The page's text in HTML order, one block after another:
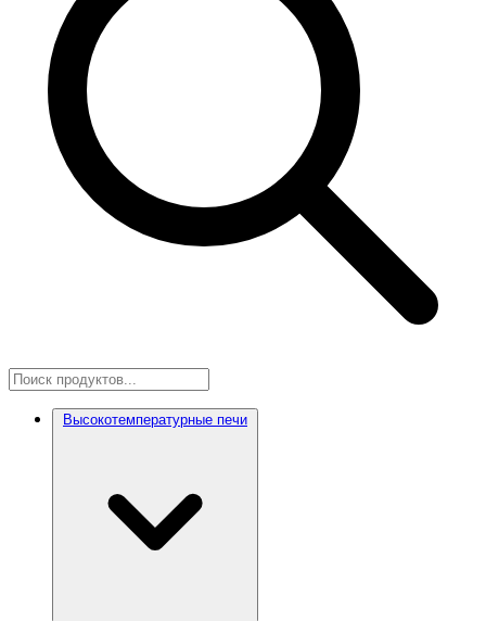
Высокотемпературные печи